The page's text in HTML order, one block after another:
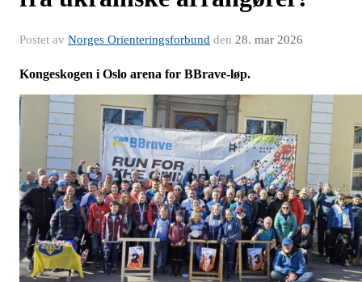
Postet av Norges Orienteringsforbund den 28. mar 2026
Kongeskogen i Oslo arena for BBrave-løp.